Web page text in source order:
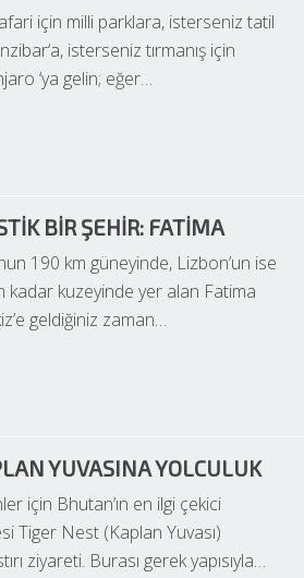
için milli parklara, isterseniz tatil
isterseniz tırmanış için
‘ya gelin; eğer…
BIR ŞEHIR: FATIMA
190 km güneyinde, Lizbon’un ise
kadar kuzeyinde yer alan Fatima
geldiğiniz zaman…
YUVASINA YOLCULUK
için Bhutan’ın en ilgi çekici
Tiger Nest (Kaplan Yuvası)
ziyareti. Burası gerek yapısıyla…